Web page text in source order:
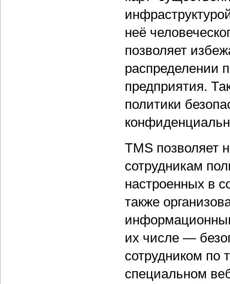
неё
позволяет
распределении
предприятия.
политики
TMS позволяет
сотрудникам
настроенных в
также
их числе —
сотрудником по
специальном